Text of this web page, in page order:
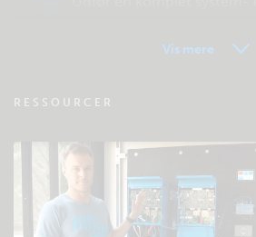
fjernovervågning
Tjek fællesskabets videnbase
Vis mere
RESSOURCER